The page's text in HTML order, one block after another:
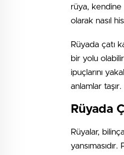
rüya, kendine
olarak nasıl
Rüyada çatı
bir yolu
ipuçlarını
anlamlar taşır.
Rüyada
Rüyalar,